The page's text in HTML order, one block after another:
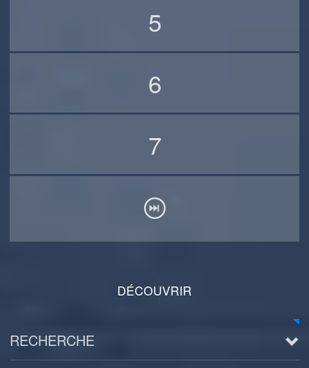
5
6
7
DÉCOUVRIR
RECHERCHE